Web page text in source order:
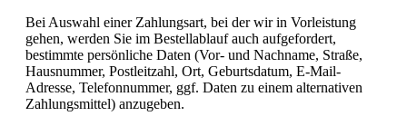
Bei Auswahl einer Zahlungsart, bei der wir in Vorleistung
gehen, werden Sie im Bestellablauf auch aufgefordert,
bestimmte persönliche Daten (Vor- und Nachname, Straße,
Hausnummer, Postleitzahl, Ort, Geburtsdatum, E-Mail-
Adresse, Telefonnummer, ggf. Daten zu einem alternativen
Zahlungsmittel) anzugeben.